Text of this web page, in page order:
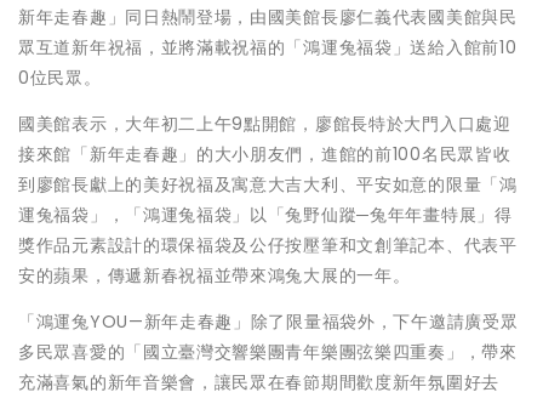
新年走春趣」同日熱鬧登場，由國美館長廖仁義代表國美館與民
眾互道新年祝福，並將滿載祝福的「鴻運兔福袋」送給入館前10
0位民眾。
國美館表示，大年初二上午9點開館，廖館長特於大門入口處迎
接來館「新年走春趣」的大小朋友們，進館的前100名民眾皆收
到廖館長獻上的美好祝福及寓意大吉大利、平安如意的限量「鴻
運兔福袋」，「鴻運兔福袋」以「兔野仙蹤─兔年年畫特展」得
獎作品元素設計的環保福袋及公仔按壓筆和文創筆記本、代表平
安的蘋果，傳遞新春祝福並帶來鴻兔大展的一年。
「鴻運兔YOU—新年走春趣」除了限量福袋外，下午邀請廣受眾
多民眾喜愛的「國立臺灣交響樂團青年樂團弦樂四重奏」，帶來
充滿喜氣的新年音樂會，讓民眾在春節期間歡度新年氛圍好去